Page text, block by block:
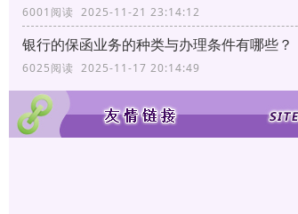
6001阅读 2025-11-21 23:14:12
银行的保函业务的种类与办理条件有哪些？
6025阅读 2025-11-17 20:14:49